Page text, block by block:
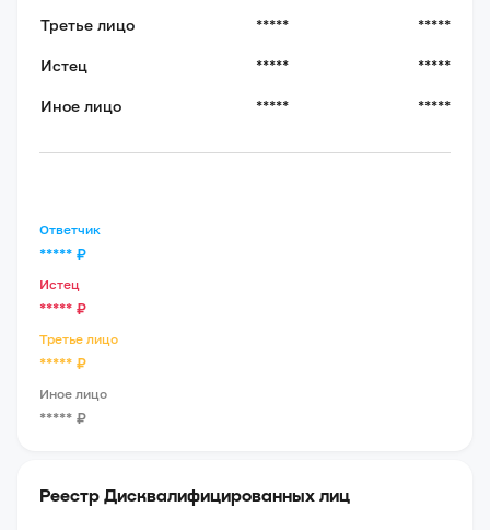
Третье лицо ***** *****
Истец ***** *****
Иное лицо ***** *****
Ответчик
***** ₽
Истец
***** ₽
Третье лицо
***** ₽
Иное лицо
***** ₽
Реестр Дисквалифицированных лиц